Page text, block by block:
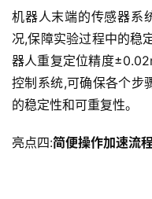
首
页
新
业
机器人末端的传感器系
况,保障实验过程中的稳
器人重复定位精度
控制系统,可确保各个步
的稳定性和可重复性。
亮点四:简便操作加速流